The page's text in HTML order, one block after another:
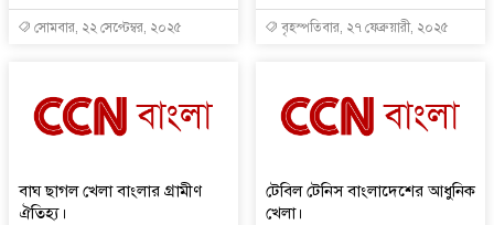
সোমবার, ২২ সেপ্টেম্বর, ২০২৫ বৃহস্পতিবার, ২৭ ফেব্রুয়ারী, ২০২৫
বাঘ ছাগল খেলা বাংলার গ্রামীণ
ঐতিহ্য।
টেবিল টেনিস বাংলাদেশের আধুনিক
খেলা।